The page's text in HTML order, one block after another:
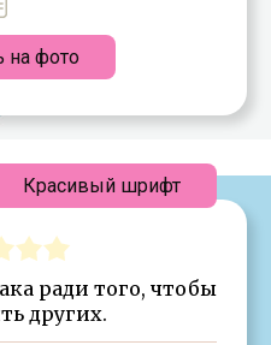
на фото
ради того, чтобы
других.
Красивый шрифт